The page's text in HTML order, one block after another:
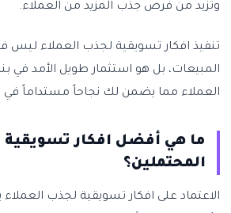
وتزيد من فرص جذب المزيد من العملاء.
تنفيذ افكار تسويقية لجذب العملاء ليس
المبيعات، بل هو استثمار طويل الأمد في
العملاء مما يضمن لك نجاحاً مستداماً في
ما هي أفضل افكار تسويقية
المحتملين؟
الاعتماد على افكار تسويقية لجذب